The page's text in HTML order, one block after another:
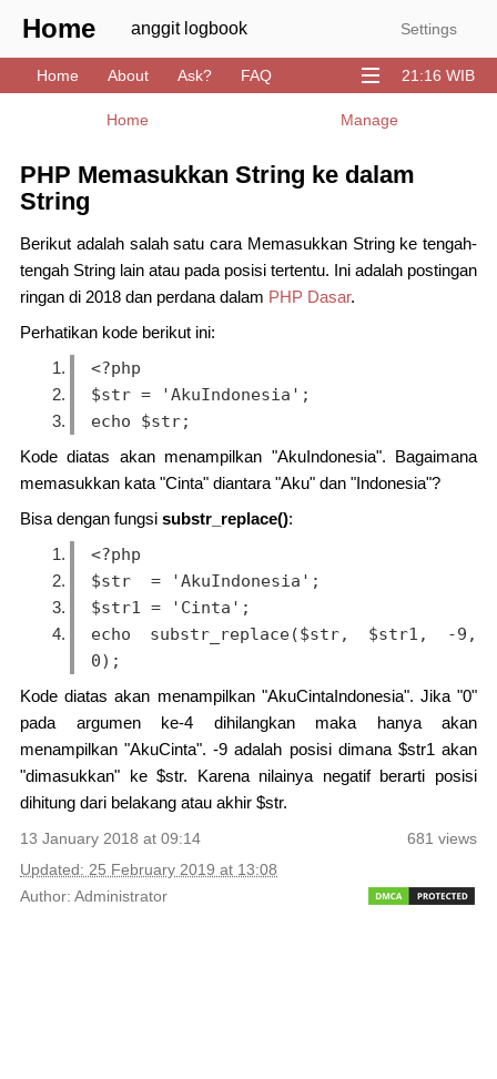
Settings
Home anggit logbook
21:16 WIB
Home About Ask?
FAQ
YouTube
Home Manage
PHP Memasukkan String ke dalam
String
Berikut adalah salah satu cara Memasukkan String ke tengah-
tengah String lain atau pada posisi tertentu. Ini adalah postingan
ringan di 2018 dan perdana dalam PHP Dasar.
Perhatikan kode berikut ini:
<?php
$str = 'AkuIndonesia';
echo $str;
Kode diatas akan menampilkan "AkuIndonesia". Bagaimana
memasukkan kata "Cinta" diantara "Aku" dan "Indonesia"?
Bisa dengan fungsi substr_replace():
<?php
$str  = 'AkuIndonesia';
$str1 = 'Cinta';
echo substr_replace($str, $str1, -9,
0);
Kode diatas akan menampilkan "AkuCintaIndonesia". Jika "0"
pada argumen ke-4 dihilangkan maka hanya akan
menampilkan "AkuCinta". -9 adalah posisi dimana $str1 akan
"dimasukkan" ke $str. Karena nilainya negatif berarti posisi
dihitung dari belakang atau akhir $str.
681 views
13 January 2018 at 09:14
Updated: 25 February 2019 at 13:08
Author: Administrator